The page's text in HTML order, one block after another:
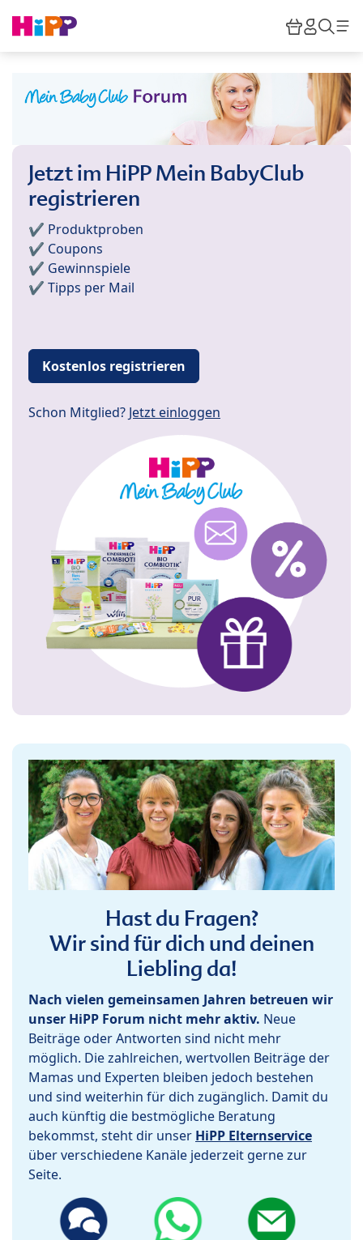
HiPP
Jetzt im HiPP Mein BabyClub
registrieren
✔️ Produktproben
✔️ Coupons
✔️ Gewinnspiele
✔️ Tipps per Mail
Kostenlos registrieren
Schon Mitglied? Jetzt einloggen
Hast du Fragen?
Wir sind für dich und deinen
Liebling da!
Nach vielen gemeinsamen Jahren betreuen wir
unser HiPP Forum nicht mehr aktiv. Neue
Beiträge oder Antworten sind nicht mehr
möglich. Die zahlreichen, wertvollen Beiträge der
Mamas und Experten bleiben jedoch bestehen
und sind weiterhin für dich zugänglich. Damit du
auch künftig die bestmögliche Beratung
bekommst, steht dir unser HiPP Elternservice
über verschiedene Kanäle jederzeit gerne zur
Seite.